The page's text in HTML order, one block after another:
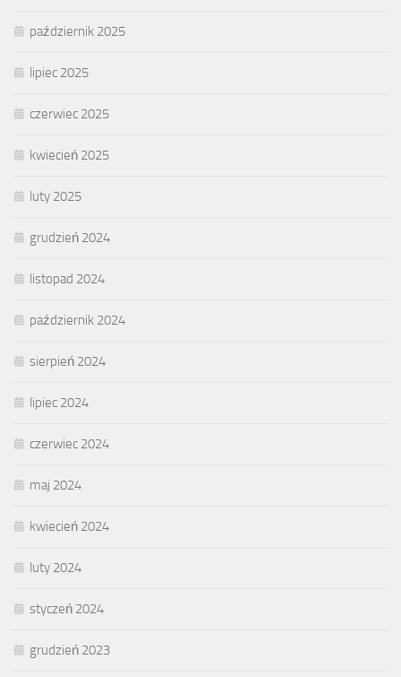
październik 2025
lipiec 2025
czerwiec 2025
kwiecień 2025
luty 2025
grudzień 2024
listopad 2024
październik 2024
sierpień 2024
lipiec 2024
czerwiec 2024
maj 2024
kwiecień 2024
luty 2024
styczeń 2024
grudzień 2023